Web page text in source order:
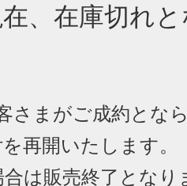
、在庫切れ
さまがご成約とな
再開いたします。
は販売終了となり